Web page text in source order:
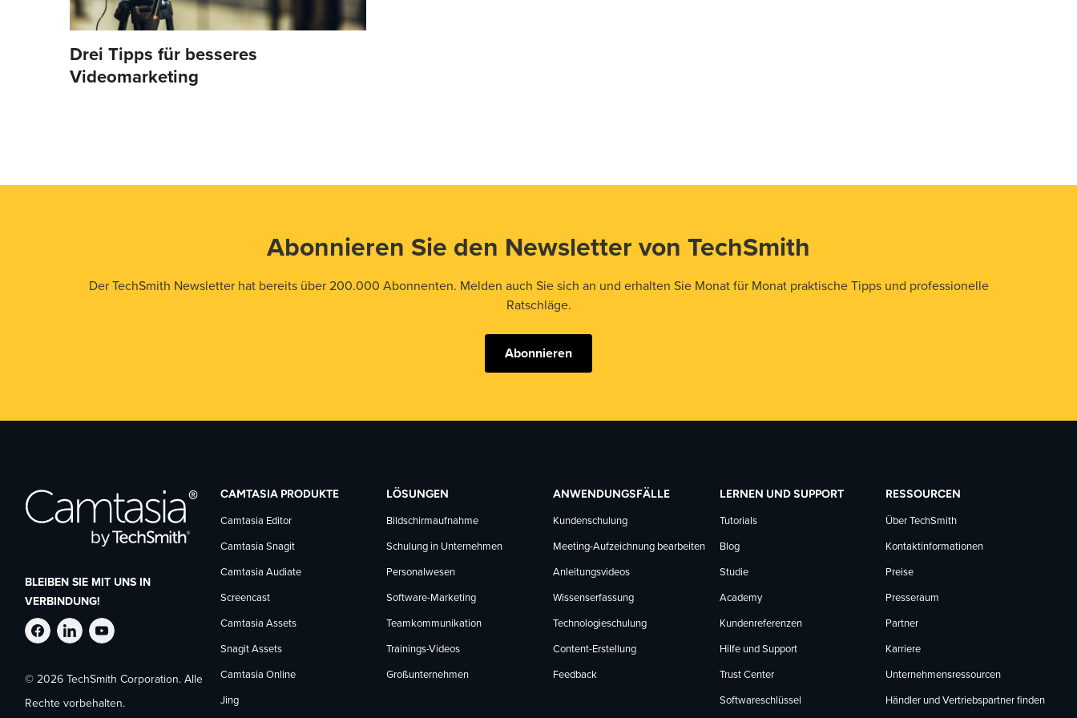
Drei Tipps für besseres
Videomarketing
Abonnieren Sie den Newsletter von TechSmith
Der TechSmith Newsletter hat bereits über 200.000 Abonnenten. Melden auch Sie sich an und erhalten Sie Monat für Monat praktische Tipps und professionelle
Ratschläge.
Abonnieren
BLEIBEN SIE MIT UNS IN
VERBINDUNG!
TechSmith
auf
TechSmith
auf
TechSmith
auf
© 2026 TechSmith Corporation. Alle
Rechte vorbehalten.
CAMTASIA PRODUKTE
Camtasia Editor
Camtasia Snagit
Camtasia Audiate
Screencast
Camtasia Assets
Snagit Assets
Camtasia Online
Jing
LÖSUNGEN
Bildschirmaufnahme
Schulung in Unternehmen
Personalwesen
Software-Marketing
Teamkommunikation
Trainings-Videos
Großunternehmen
ANWENDUNGSFÄLLE
Kundenschulung
Meeting-Aufzeichnung bearbeiten
Anleitungsvideos
Wissenserfassung
Technologieschulung
Content-Erstellung
Feedback
LERNEN UND SUPPORT
Tutorials
Blog
Studie
Academy
Kundenreferenzen
Hilfe und Support
Trust Center
Softwareschlüssel
RESSOURCEN
Über TechSmith
Kontaktinformationen
Preise
Presseraum
Partner
Karriere
Unternehmensressourcen
Händler und Vertriebspartner finden